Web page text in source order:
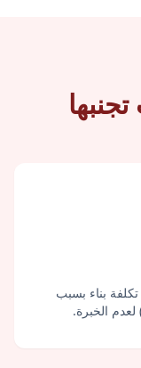
بناء بسبب